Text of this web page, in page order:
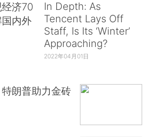
济70
内外
In Depth: As
Tencent Lays Off
Staff, Is Its ‘Winter’
Approaching?
2022年04月01日
朗普助力金砖